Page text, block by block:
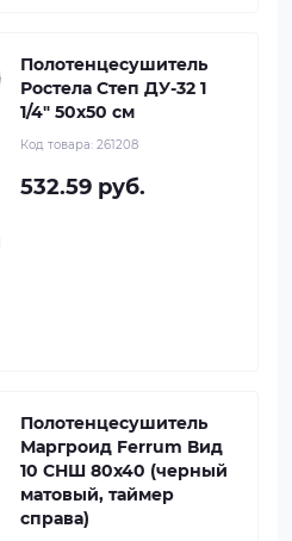
Полотенцесушитель
Ростела Степ ДУ-32 1
1/4" 50x50 см
Код товара: 261208
532.59 руб.
Полотенцесушитель
Маргроид Ferrum Вид
10 СНШ 80x40 (черный
матовый, таймер
справа)